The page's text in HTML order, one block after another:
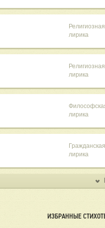
Религиозная
лирика
Религиозная
лирика
лирика
Гражданская
лирика
ИЗБРАННЫЕ